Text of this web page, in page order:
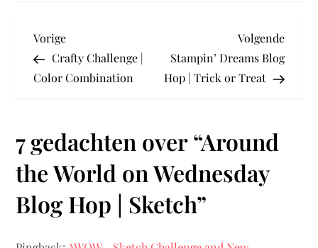
B
e
i
c
h
Vorig
bericht
Vorige
Crafty Challenge |
Color Combination
Volgende
Stampin’ Dreams Blog
Hop | Trick or Treat
7 gedachten over “Around
the World on Wednesday
Blog Hop | Sketch”